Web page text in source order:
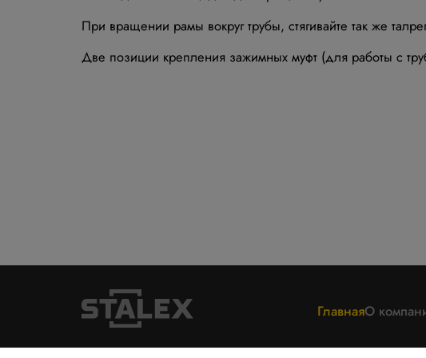
При вращении рамы вокруг трубы, стягивайте так же
Две позиции крепления зажимных муфт (для работы с
ГлавнаяО